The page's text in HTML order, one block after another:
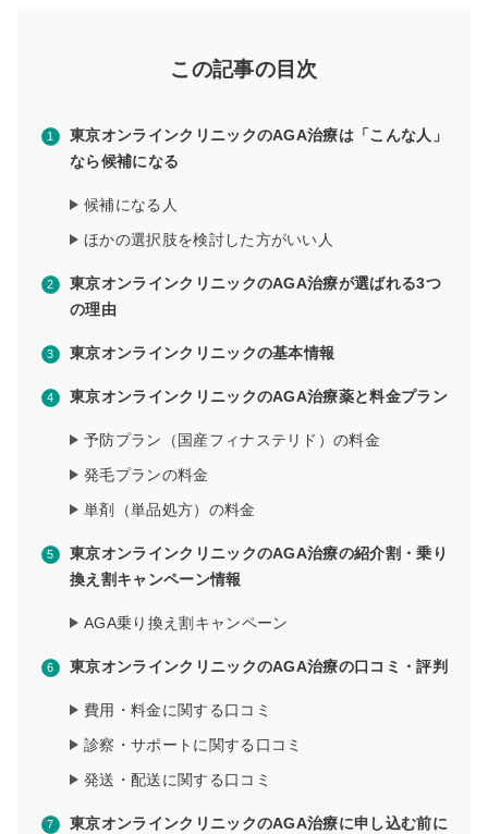
この記事の目次
東京オンラインクリニックのAGA治療は「こんな人」
なら候補になる
候補になる人
ほかの選択肢を検討した方がいい人
東京オンラインクリニックのAGA治療が選ばれる3つ
の理由
東京オンラインクリニックの基本情報
東京オンラインクリニックのAGA治療薬と料金プラン
予防プラン（国産フィナステリド）の料金
発毛プランの料金
単剤（単品処方）の料金
東京オンラインクリニックのAGA治療の紹介割・乗り
換え割キャンペーン情報
AGA乗り換え割キャンペーン
東京オンラインクリニックのAGA治療の口コミ・評判
費用・料金に関する口コミ
診察・サポートに関する口コミ
発送・配送に関する口コミ
東京オンラインクリニックのAGA治療に申し込む前に